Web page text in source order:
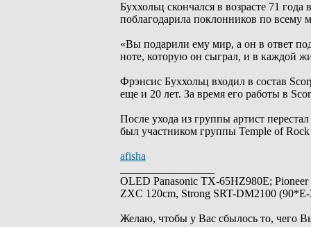
Буххольц скончался в возрасте 71
поблагодарила поклонников по всему
«Вы подарили ему мир, а он в ответ
ноте, которую он сыграл, и в каждой
Фрэнсис Буххольц входил в состав
еще и 20 лет. За время его работы в
После ухода из группы артист
был участником группы Temple of
afisha
OLED Panasonic TX-65HZ980E;
ZXC 120cm, Strong SRT-DM2100
Желаю, чтобы у Вас сбылось то, чего